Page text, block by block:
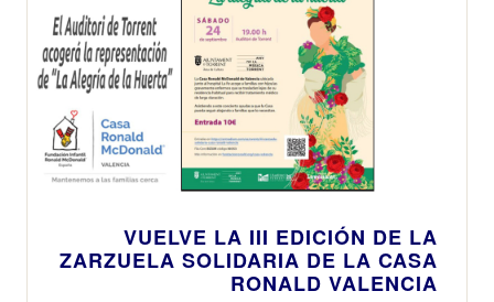
VUELVE LA III EDICIÓN DE LA
ZARZUELA SOLIDARIA DE LA CASA
RONALD VALENCIA